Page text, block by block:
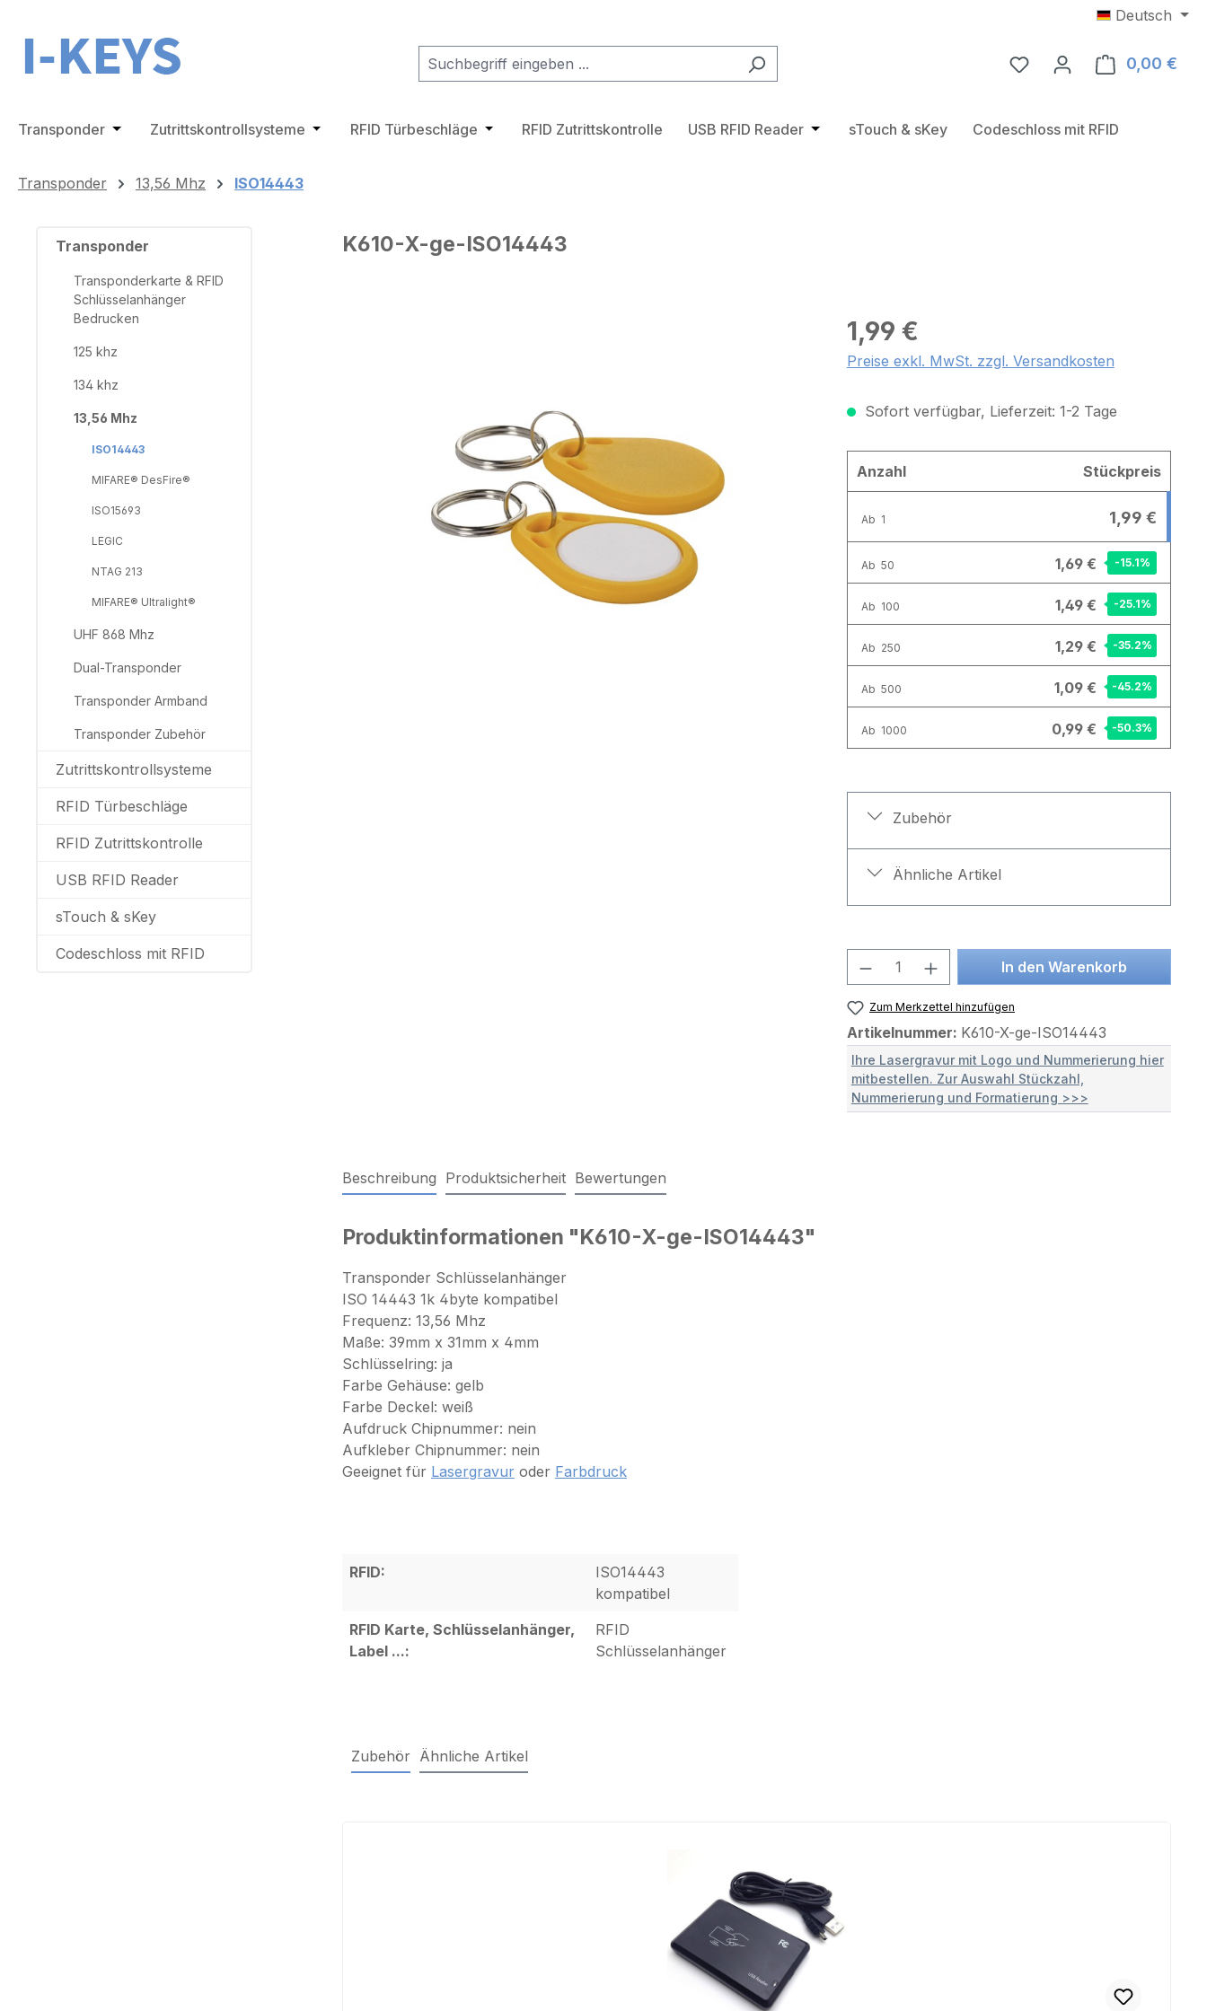
Deutsch
0,00 €
Transponder Öffne oder Schließe das Dropdown der Kategorie Transponder
Zutrittskontrollsysteme Öffne oder Schließe das Dropdown der Kategorie Zutrittskontrollsysteme
RFID Türbeschläge Öffne oder Schließe das Dropdown der Kategorie RFID Türbeschläge
RFID Zutrittskontrolle USB RFID Reader Öffne oder Schließe das Dropdown der Kategorie USB
sTouch & sKey Codeschloss mit RFID
Transponder 13,56 Mhz ISO14443
Transponder
Transponderkarte & RFID
Schlüsselanhänger
Bedrucken
125 khz
134 khz
13,56 Mhz
ISO14443
MIFARE® DesFire®
ISO15693
LEGIC
NTAG 213
MIFARE® Ultralight®
UHF 868 Mhz
Dual-Transponder
Transponder Armband
Transponder Zubehör
Zutrittskontrollsysteme
RFID Türbeschläge
RFID Zutrittskontrolle
USB RFID Reader
sTouch & sKey
Codeschloss mit RFID
K610-X-ge-ISO14443
1,99 €
Preise exkl. MwSt. zzgl. Versandkosten
Sofort verfügbar, Lieferzeit: 1-2 Tage
Anzahl Stückpreis
Ab 1 1,99 €
Ab 50 1,69 € -15.1%
Ab 100 1,49 € -25.1%
Ab 250 1,29 € -35.2%
Ab 500 1,09 € -45.2%
Ab 1000 0,99 € -50.3%
Zubehör
Ähnliche Artikel
Produkt Anzahl: Gib den
In den Warenkorb
Zum Merkzettel hinzufügen
Artikelnummer: K610-X-ge-ISO14443
Ihre Lasergravur mit Logo und Nummerierung hier
mitbestellen. Zur Auswahl Stückzahl,
Nummerierung und Formatierung >>>
Beschreibung Produktsicherheit Bewertungen
Produktinformationen "K610-X-ge-ISO14443"
Transponder Schlüsselanhänger
ISO 14443 1k 4byte kompatibel
Frequenz: 13,56 Mhz
Maße: 39mm x 31mm x 4mm
Schlüsselring: ja
Farbe Gehäuse: gelb
Farbe Deckel: weiß
Aufdruck Chipnummer: nein
Aufkleber Chipnummer: nein
Geeignet für Lasergravur oder Farbdruck
RFID:
ISO14443
kompatibel
RFID Karte, Schlüsselanhänger,
Label ...:
RFID
Schlüsselanhänger
Zubehör Ähnliche Artikel